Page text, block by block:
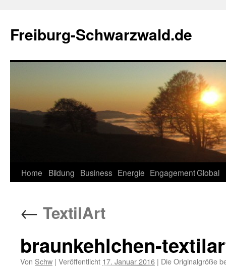
springen
Freiburg-Schwarzwald.de
Home Bildung Business Energie EngagementGlobal
← TextilArt
braunkehlchen-
Von Schw | Veröffentlicht 17. Januar 2016 | Die Originalgröße